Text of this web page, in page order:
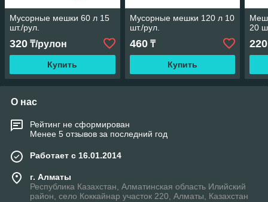
Мусорные мешки 60 л 15
шт./рул.
320 ₸/рулон
Купить
Мусорные мешки 120 л 10
шт./рул.
460₸
Купить
20
220
О нас
Рейтинг не сформирован
Менее 5 отзывов за последний год
Работает с 16.01.2014
г. Алматы
Республика Казахстан, Алматинская область Илийский
район, село Коккайнар участок 220, Алматы, Казахстан